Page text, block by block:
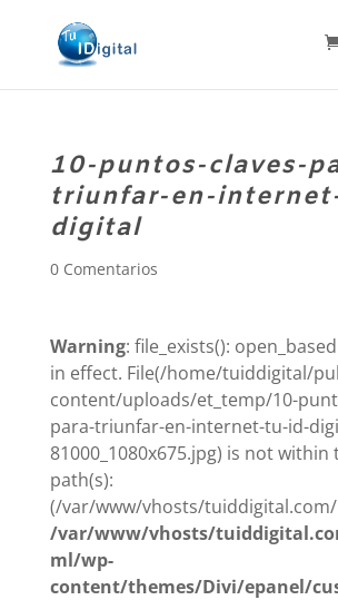
10-puntos-claves-
triunfar-en-
digital
0 Comentarios
Warning: file_exists():
in effect. File(/home/tuiddigital/
content/uploads/et_temp/10-
para-triunfar-en-internet-tu-id-
81000_1080x675.jpg) is not within
path(s):
(/var/www/vhosts/
/var/www/vhosts/
ml/wp-
content/themes/Divi/epanel/